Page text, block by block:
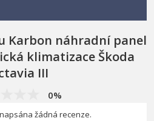
instalace
Karbon náhradní panel
klimatizace Škoda
III
0%
žádná recenze.